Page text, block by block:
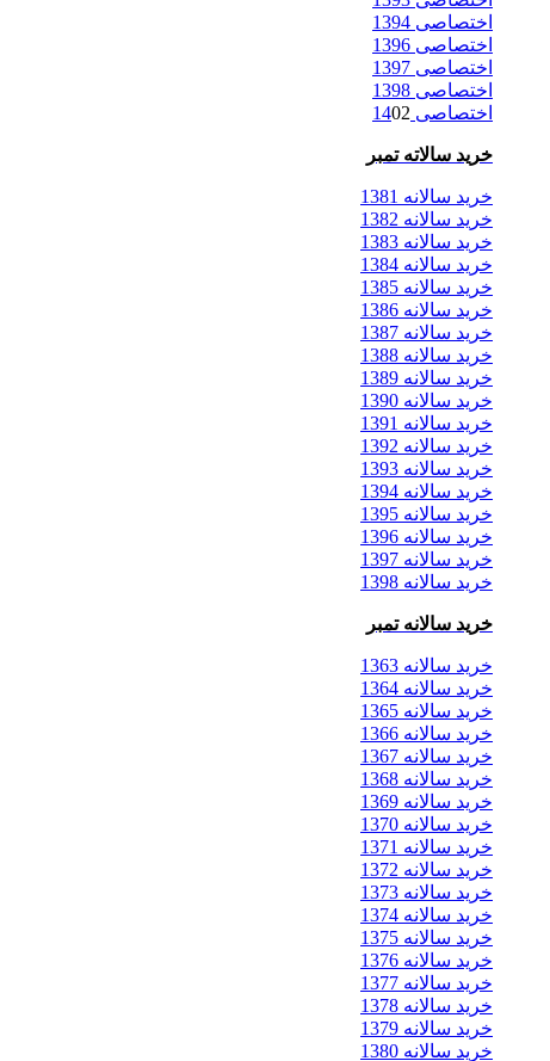
اختصاصی 1394
اختصاصی 1396
اختصاصی 1397
اختصاصی 1398
اختصاصی 14 02
خرید سالاته تمبر
خرید سالانه 1381
خرید سالانه 1382
خرید سالانه 1383
خرید سالانه 1384
خرید سالانه 1385
خرید سالانه 1386
خرید سالانه 1387
خرید سالانه 1388
خرید سالانه 1389
خرید سالانه 1390
خرید سالانه 1391
خرید سالانه 1392
خرید سالانه 1393
خرید سالانه 1394
خرید سالانه 1395
خرید سالانه 1396
خرید سالانه 1397
خرید سالانه 1398
خرید سالانه تمبر
خرید سالانه 1363
خرید سالانه 1364
خرید سالانه 1365
خرید سالانه 1366
خرید سالانه 1367
خرید سالانه 1368
خرید سالانه 1369
خرید سالانه 1370
خرید سالانه 1371
خرید سالانه 1372
خرید سالانه 1373
خرید سالانه 1374
خرید سالانه 1375
خرید سالانه 1376
خرید سالانه 1377
خرید سالانه 1378
خرید سالانه 1379
خرید سالانه 1380